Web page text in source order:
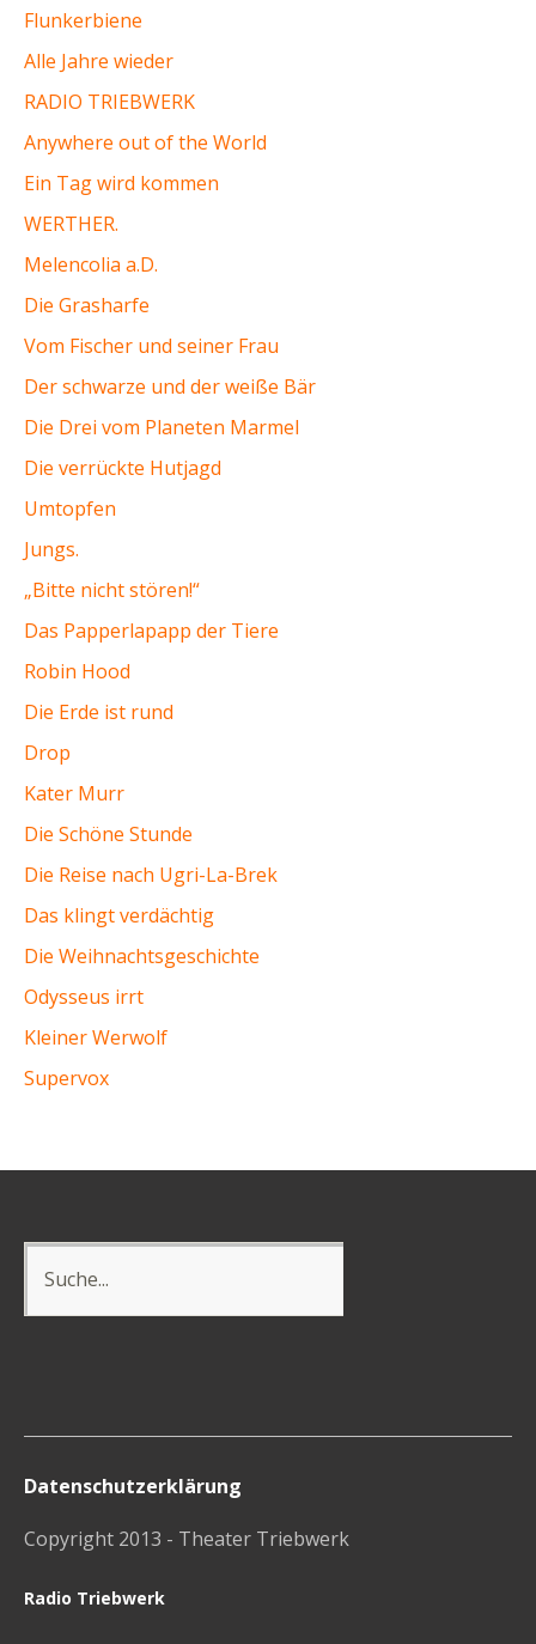
Flunkerbiene
Alle Jahre wieder
RADIO TRIEBWERK
Anywhere out of the World
Ein Tag wird kommen
WERTHER.
Melencolia a.D.
Die Grasharfe
Vom Fischer und seiner Frau
Der schwarze und der weiße Bär
Die Drei vom Planeten Marmel
Die verrückte Hutjagd
Umtopfen
Jungs.
„Bitte nicht stören!“
Das Papperlapapp der Tiere
Robin Hood
Die Erde ist rund
Drop
Kater Murr
Die Schöne Stunde
Die Reise nach Ugri-La-Brek
Das klingt verdächtig
Die Weihnachtsgeschichte
Odysseus irrt
Kleiner Werwolf
Supervox
Datenschutzerklärung
Copyright 2013 - Theater Triebwerk
Radio Triebwerk